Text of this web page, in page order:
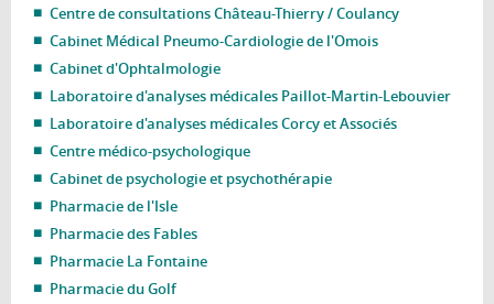
Centre de consultations Château-Thierry / Coulancy
Cabinet Médical Pneumo-Cardiologie de l'Omois
Cabinet d'Ophtalmologie
Laboratoire d'analyses médicales Paillot-Martin-Lebouvier
Laboratoire d'analyses médicales Corcy et Associés
Centre médico-psychologique
Cabinet de psychologie et psychothérapie
Pharmacie de l'Isle
Pharmacie des Fables
Pharmacie La Fontaine
Pharmacie du Golf